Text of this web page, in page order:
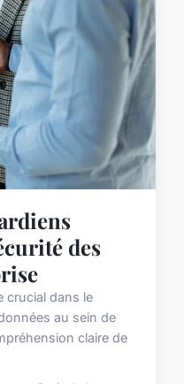
des
crucial dans le
au sein de
claire de